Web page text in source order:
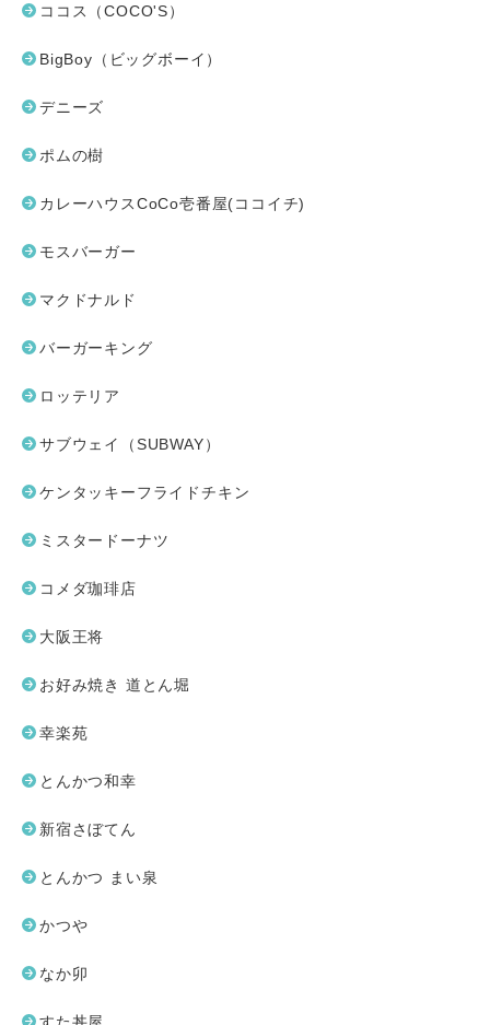
ココス（COCO'S）
BigBoy（ビッグボーイ）
デニーズ
ポムの樹
カレーハウスCoCo壱番屋(ココイチ)
モスバーガー
マクドナルド
バーガーキング
ロッテリア
サブウェイ（SUBWAY）
ケンタッキーフライドチキン
ミスタードーナツ
コメダ珈琲店
大阪王将
お好み焼き 道とん堀
幸楽苑
とんかつ和幸
新宿さぼてん
とんかつ まい泉
かつや
なか卯
すた丼屋